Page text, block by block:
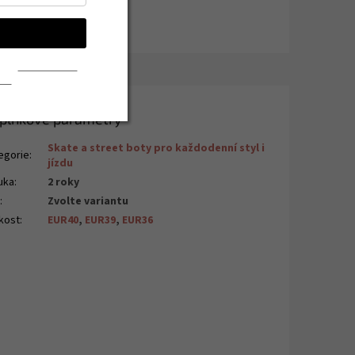
parametry
:
Skate a street boty pro každodenní styl i
jízdu
:
2 roky
:
Zvolte variantu
: EUR40, EUR39, EUR36